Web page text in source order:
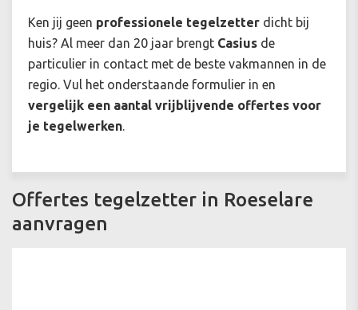
Ken jij geen professionele tegelzetter dicht bij
huis? Al meer dan 20 jaar brengt Casius de
particulier in contact met de beste vakmannen in de
regio. Vul het onderstaande formulier in en
vergelijk een aantal vrijblijvende offertes voor
je tegelwerken.
Offertes tegelzetter in Roeselare
aanvragen